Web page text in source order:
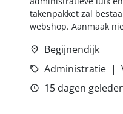
takenpakket zal
webshop. Aanmaak
Begijnendijk
Administratie
15 dagen